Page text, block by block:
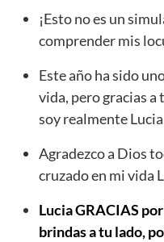
¡Esto no es un
comprender mis
Este año ha sido
vida, pero gracias a
soy realmente
Agradezco a Dios
cruzado en mi vida
Lucia GRACIAS
brindas a tu lado,